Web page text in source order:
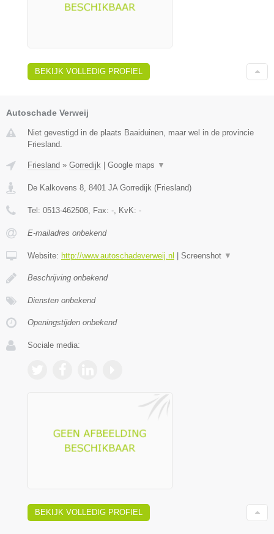
BEKIJK VOLLEDIG PROFIEL
Autoschade Verweij
Niet gevestigd in de plaats Baaiduinen, maar wel in de provincie
Friesland.
Friesland » Gorredijk Google maps ▼
De Kalkovens 8, 8401 JA Gorredijk (Friesland)
Tel: 0513-462508, Fax: -, KvK: -
E-mailadres onbekend
Website: http://www.autoschadeverweij.nl Screenshot ▼
Beschrijving onbekend
Diensten onbekend
Openingstijden onbekend
Sociale media:
BEKIJK VOLLEDIG PROFIEL